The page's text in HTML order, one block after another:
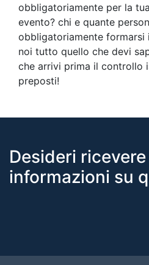
obbligatoriamente per la
evento? chi e quante
obbligatoriamente formarsi
noi tutto quello che devi
che arrivi prima il controllo
preposti!
Desideri
informazioni su